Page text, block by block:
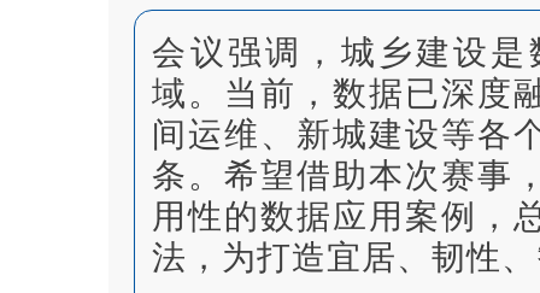
会议强调，城乡建设
域。当前，数据已深度
间运维、新城建设等各
条。希望借助本次赛事
用性的数据应用案例，
法，为打造宜居、韧性